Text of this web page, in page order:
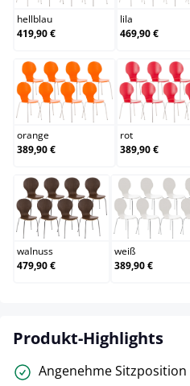
hellblau
419,90 €
lila
469,90 €
orange
orange
389,90 €
rot
rot
389,90 €
walnuss
walnuss
479,90 €
weiß
weiß
389,90 €
Produkt-Highlights
Angenehme